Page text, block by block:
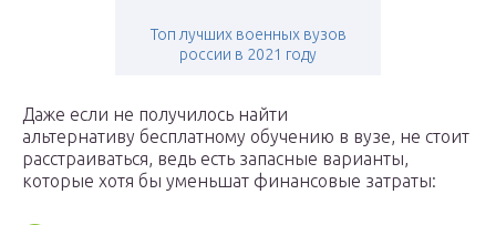
Топ лучших военных вузов
россии в 2021 году
Даже если не получилось найти
альтернативу бесплатному обучению в вузе, не стоит
расстраиваться, ведь есть запасные варианты,
которые хотя бы уменьшат финансовые затраты: